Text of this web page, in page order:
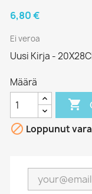
6,80 €
Ei veroa
Uusi Kirja -
Määrä

 Loppunut